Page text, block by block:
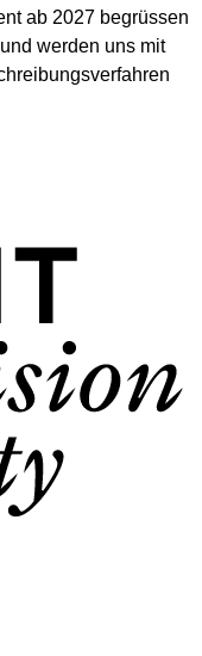
ab 2027 begrüssen
werden uns mit